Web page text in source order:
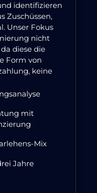
identifizieren
Zuschüssen,
Unser Fokus
nicht
diese die
Form von
keine
mit
Mix
Jahre